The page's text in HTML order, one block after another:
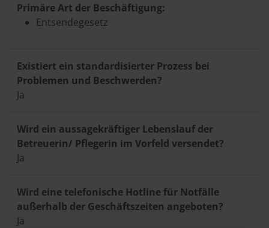
Primäre Art der Beschäftigung:
Entsendegesetz
Existiert ein standardisierter Prozess bei
Problemen und Beschwerden?
Ja
Wird ein aussagekräftiger Lebenslauf der
Betreuerin/ Pflegerin im Vorfeld versendet?
Ja
Wird eine telefonische Hotline für Notfälle
außerhalb der Geschäftszeiten angeboten?
Ja